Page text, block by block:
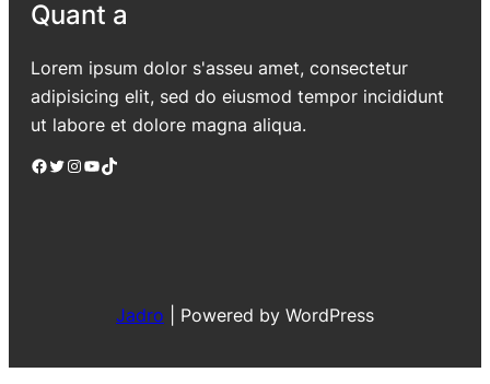
Quant a
Lorem ipsum dolor s'asseu amet, consectetur
adipisicing elit, sed do eiusmod tempor incididunt
ut labore et dolore magna aliqua.
Facebook Twitter Instagram YouTube TikTok
Jadro Powered by WordPress